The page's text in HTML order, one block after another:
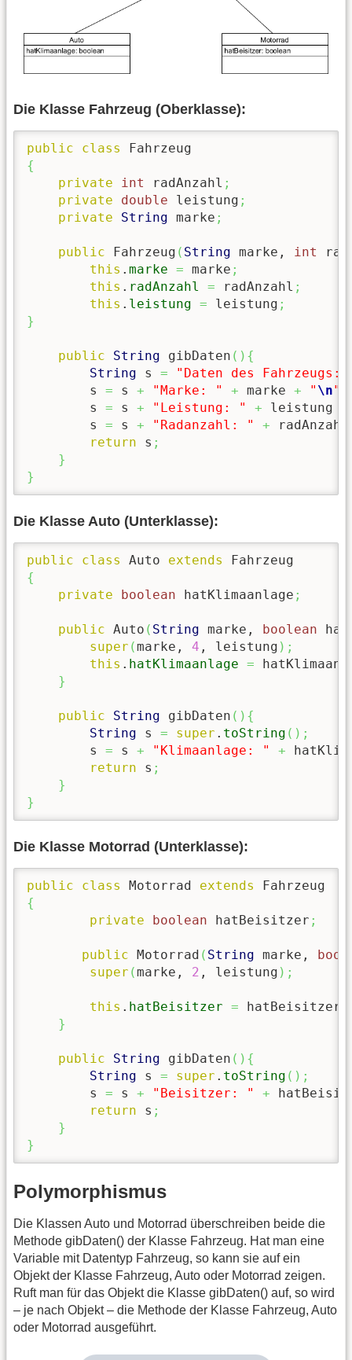
Die Klasse Fahrzeug (Oberklasse):
public class
{
private
int radAnzahl ;
private
double leistung ;
private
String marke ;
public Fahrzeug ( String marke, int
this . marke = marke ;
this . radAnzahl = radAnzahl ;
this . leistung = leistung ;
}
public String gibDaten ( ) {
String s = "Daten des Fahrzeugs:
        s
= s + "Marke: " + marke + " \n"
        s
= s + "Leistung: " + leistung
        s
= s + "Radanzahl: " +
return s ;
}
}
Die Klasse Auto (Unterklasse):
public class Auto extends
{
private
boolean hatKlimaanlage ;
public Auto ( String marke, boolean
super (marke, 4 , leistung ) ;
this . hatKlimaanlage =
}
public String gibDaten ( ) {
String s = super . toString ( ) ;
        s
= s + "Klimaanlage: " +
return s ;
}
}
Die Klasse Motorrad (Unterklasse):
public class Motorrad extends
{
private
boolean hatBeisitzer ;
public Motorrad ( String marke,
super (marke, 2 , leistung ) ;
this . hatBeisitzer = hatBeisitzer
}
public String gibDaten ( ) {
String s = super . toString ( ) ;
        s
= s + "Beisitzer: " +
return s ;
}
}
Polymorphismus
Die Klassen Auto und Motorrad überschreiben beide die
Methode gibDaten() der Klasse Fahrzeug. Hat man eine
Variable mit Datentyp Fahrzeug, so kann sie auf ein
Objekt der Klasse Fahrzeug, Auto oder Motorrad zeigen.
Ruft man für das Objekt die Klasse gibDaten() auf, so wird
– je nach Objekt – die Methode der Klasse Fahrzeug, Auto
oder Motorrad ausgeführt.